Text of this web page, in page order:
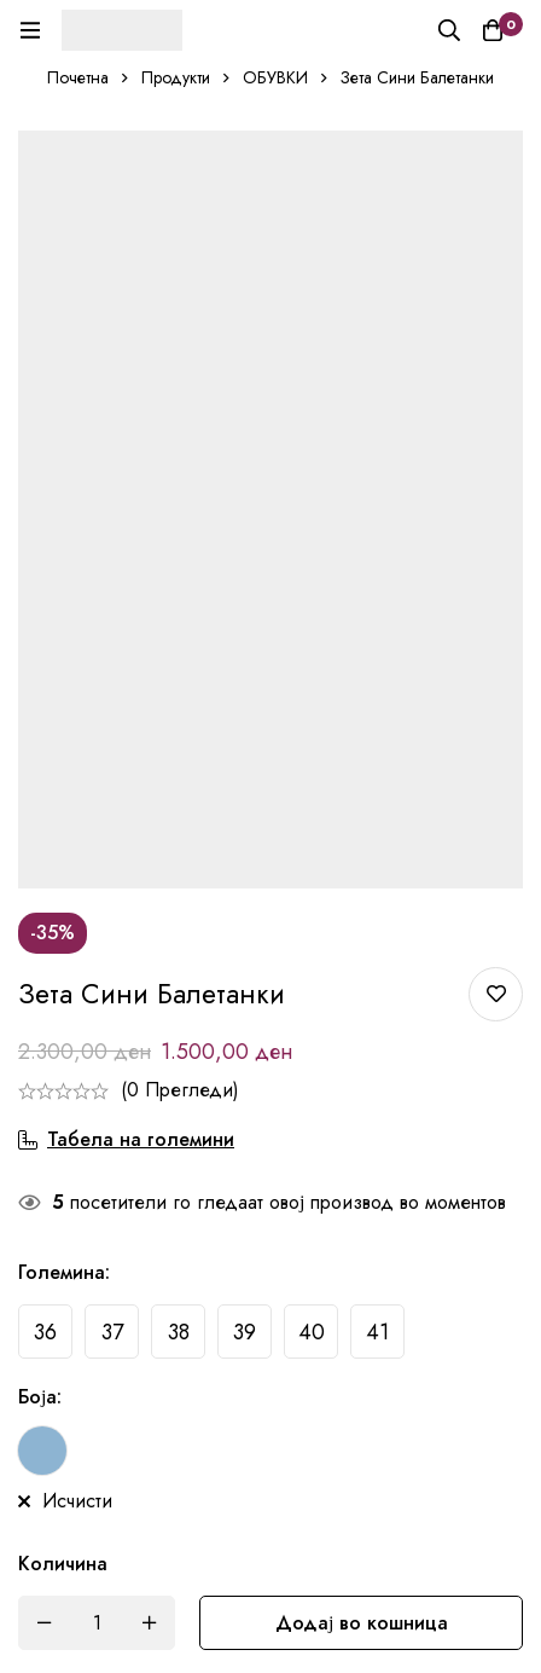
0
Почетна Продукти ОБУВКИ Зета Сини Балетанки
-35%
Зета Сини Балетанки
2.300,00ден 1.500,00 ден
(0 Прегледи)
Табела на големини
5 посетители го гледаат овој производ во моментов
Големина:
36 37 38 39 40 41
Боја:
Исчисти
Количина
Додај во кошница